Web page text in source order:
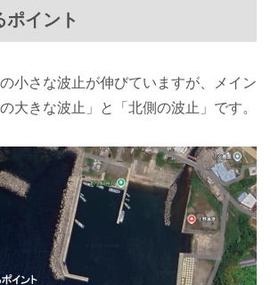
ポイント
小さな波止が伸びていますが、メイン
大きな波止」と「北側の波止」です。